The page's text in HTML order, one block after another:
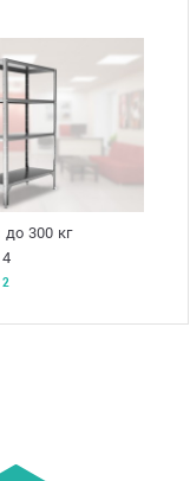
до 300 кг
4
2